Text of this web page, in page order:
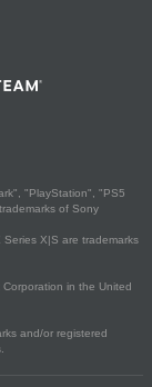
"PlayStation", "PS5
of Sony
X|S are trademarks
in the United
and/or registered